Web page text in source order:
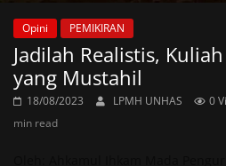
Opini PEMIKIRAN
Jadilah Realistis,
yang Mustahil
18/08/2023 LPMH UNHAS 0
min read